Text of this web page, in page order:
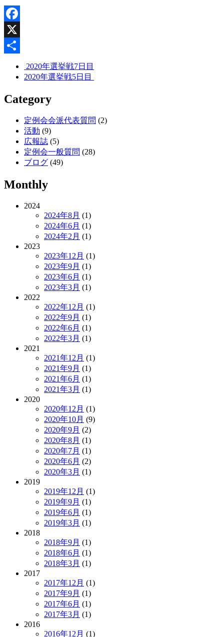
Facebook
X
2020年選挙戦7日目
2020年選挙戦5日目
Category
定例会会派代表質問 (2)
活動 (9)
広報誌 (5)
定例会一般質問 (28)
ブログ (49)
Monthly
2024
2024年8月 (1)
2024年6月 (1)
2024年2月 (1)
2023
2023年12月 (1)
2023年9月 (1)
2023年6月 (1)
2023年3月 (1)
2022
2022年12月 (1)
2022年9月 (1)
2022年6月 (1)
2022年3月 (1)
2021
2021年12月 (1)
2021年9月 (1)
2021年6月 (1)
2021年3月 (1)
2020
2020年12月 (1)
2020年10月 (9)
2020年9月 (2)
2020年8月 (1)
2020年7月 (1)
2020年6月 (2)
2020年3月 (1)
2019
2019年12月 (1)
2019年9月 (1)
2019年6月 (1)
2019年3月 (1)
2018
2018年9月 (1)
2018年6月 (1)
2018年3月 (1)
2017
2017年12月 (1)
2017年9月 (1)
2017年6月 (1)
2017年3月 (1)
2016
2016年12月 (1)